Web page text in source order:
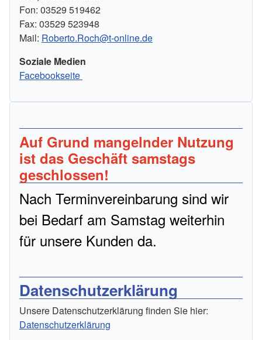
Fon: 03529 519462
Fax: 03529 523948
Mail: Roberto.Roch@t-online.de
Soziale Medien
Facebookseite
Auf Grund mangelnder Nutzung
ist das Geschäft samstags
geschlossen!
Nach Terminvereinbarung sind wir
bei Bedarf am Samstag weiterhin
für unsere Kunden da.
Datenschutzerklärung
Unsere Datenschutzerklärung finden Sie hier:
Datenschutzerklärung